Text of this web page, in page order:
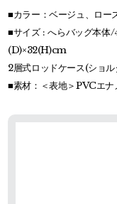
■カラー：ベージュ、ロー
■サイズ : へらバッグ本体
(D)×32(H)cm
2層式ロッドケース(ショ
■素材：＜表地＞PVCエナ